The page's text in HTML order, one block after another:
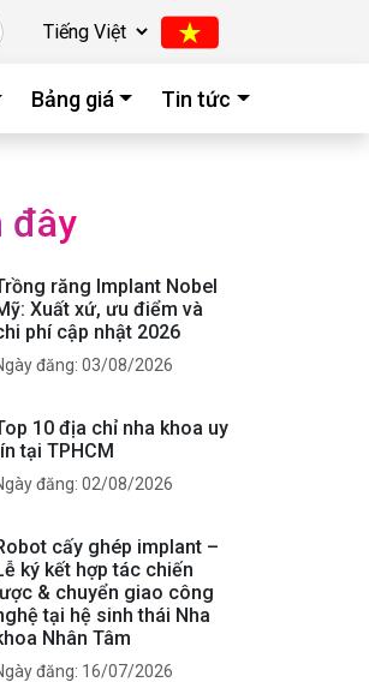
Bảng giá Tin tức
đây
răng Implant Nobel
Xuất xứ, ưu điểm và
phí cập nhật 2026
đăng: 03/08/2026
10 địa chỉ nha khoa uy
tại TPHCM
đăng: 02/08/2026
cấy ghép implant –
ký kết hợp tác chiến
& chuyển giao công
tại hệ sinh thái Nha
Nhân Tâm
đăng: 16/07/2026